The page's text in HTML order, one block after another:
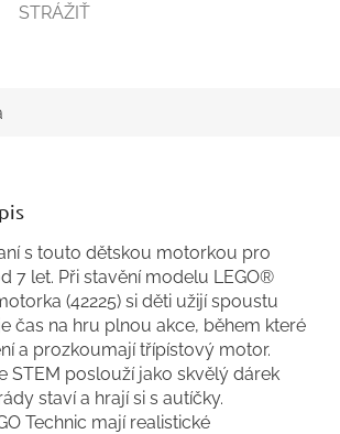
STRÁŽIŤ
s touto dětskou motorkou pro
7 let. Při stavění modelu LEGO®
(42225) si děti užijí spoustu
čas na hru plnou akce, během které
a prozkoumají třípístový motor.
STEM poslouží jako skvělý dárek
staví a hrají si s autíčky.
Technic mají realistické